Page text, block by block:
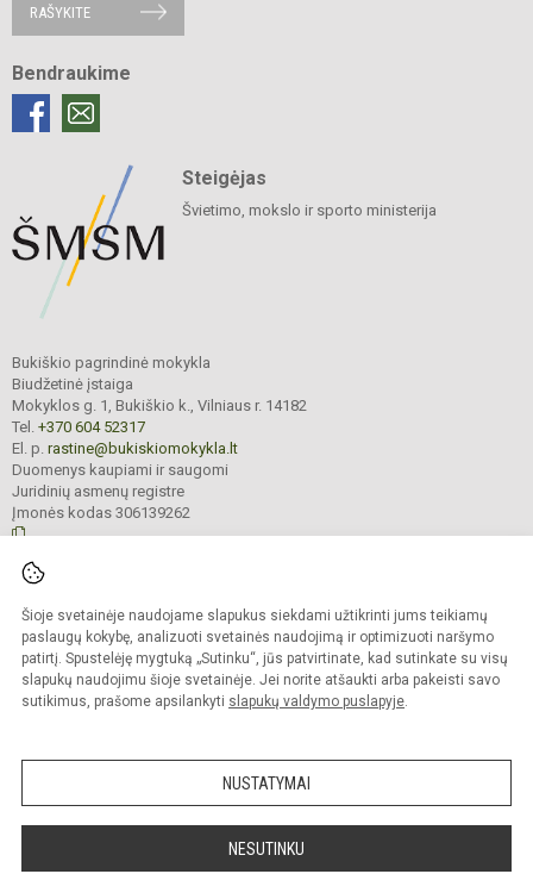
Šioje svetainėje naudojame slapukus siekdami užtikrinti jums teikiamų
paslaugų kokybę, analizuoti svetainės naudojimą ir optimizuoti naršymo
patirtį. Spustelėję mygtuką „Sutinku“, jūs patvirtinate, kad sutinkate su visų
slapukų naudojimu šioje svetainėje. Jei norite atšaukti arba pakeisti savo
sutikimus, prašome apsilankyti slapukų valdymo puslapyje.
NUSTATYMAI
NESUTINKU
RAŠYKITE
Bendraukime
Steigėjas
Švietimo, mokslo ir sporto ministerija
Bukiškio pagrindinė mokykla
Biudžetinė įstaiga
Mokyklos g. 1, Bukiškio k., Vilniaus r. 14182
Tel. +370 604 52317
El. p. rastine@bukiskiomokykla.lt
Duomenys kaupiami ir saugomi
Juridinių asmenų registre
Įmonės kodas 306139262
Kopijuoti turinį be raštiško Bukiškio pagrindinės mokyklos administracijos
sutikimo griežtai draudžiama.
Prieinamumo paraiška Slapukų valdymas
Sumanus būdas atnaujinti